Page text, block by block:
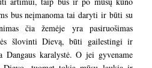
bus neįmanoma tai daryti ir būti su
čia žemėje yra pasiruošimas
šlovinti Dievą, būti gailestingi ir
karalystė. O jei gyvename